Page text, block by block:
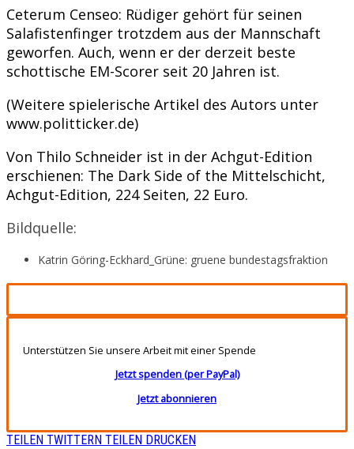
Ceterum Censeo: Rüdiger gehört für seinen
Salafistenfinger trotzdem aus der Mannschaft
geworfen. Auch, wenn er der derzeit beste
schottische EM-Scorer seit 20 Jahren ist.
(Weitere spielerische Artikel des Autors unter
www.politticker.de)
Von Thilo Schneider ist in der Achgut-Edition
erschienen: The Dark Side of the Mittelschicht,
Achgut-Edition, 224 Seiten, 22 Euro.
Bildquelle:
Katrin Göring-Eckhard_Grüne: gruene bundestagsfraktion
Unterstützen Sie unsere Arbeit mit einer Spende
Jetzt spenden (per PayPal)
Jetzt abonnieren
TEILEN TWITTERN TEILEN DRUCKEN